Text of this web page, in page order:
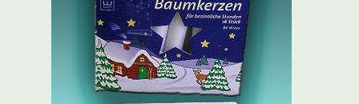
Räucherfiguren